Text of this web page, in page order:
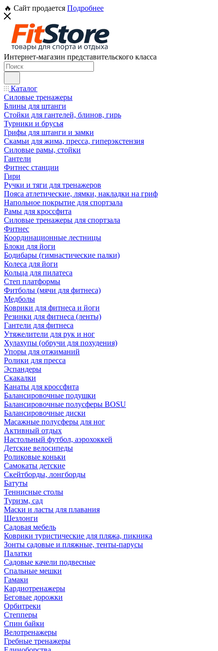
🔥 Сайт продается Подробнее
Интернет-магазин представительского класса
Каталог
Силовые тренажеры
Блины для штанги
Стойки для гантелей, блинов, гирь
Турники и брусья
Грифы для штанги и замки
Скамьи для жима, пресса, гиперэкстензия
Силовые рамы, стойки
Гантели
Фитнес станции
Гири
Ручки и тяги для тренажеров
Пояса атлетические, лямки, накладки на гриф
Напольное покрытие для спортзала
Рамы для кроссфита
Силовые тренажеры для спортзала
Фитнес
Координационные лестницы
Блоки для йоги
Бодибары (гимнастические палки)
Колеса для йоги
Кольца для пилатеса
Степ платформы
Фитболы (мячи для фитнеса)
Медболы
Коврики для фитнеса и йоги
Резинки для фитнеса (ленты)
Гантели для фитнеса
Утяжелители для рук и ног
Хулахупы (обручи для похудения)
Упоры для отжиманий
Ролики для пресса
Эспандеры
Скакалки
Канаты для кроссфита
Балансировочные подушки
Балансировочные полусферы BOSU
Балансировочные диски
Масажные полусферы для ног
Активный отдых
Настольный футбол, аэрохоккей
Детские велосипеды
Роликовые коньки
Самокаты детские
Скейтборды, лонгборды
Батуты
Теннисные столы
Туризм, сад
Маски и ласты для плавания
Шезлонги
Садовая мебель
Коврики туристические для пляжа, пикника
Зонты садовые и пляжные, тенты-парусы
Палатки
Садовые качели подвесные
Спальные мешки
Гамаки
Кардиотренажеры
Беговые дорожки
Орбитреки
Степперы
Спин байки
Велотренажеры
Гребные тренажеры